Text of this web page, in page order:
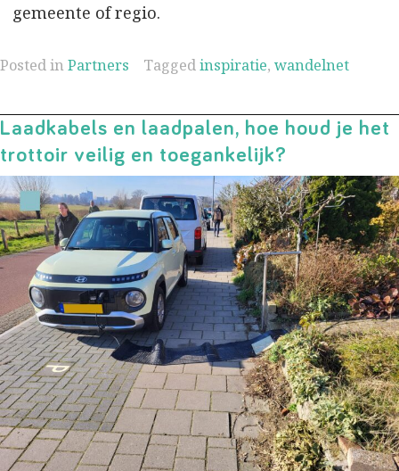
gemeente of regio.
Posted in Partners Taggedinspiratie,wandelnet
Laadkabels en laadpalen, hoe houd je het
trottoir veilig en toegankelijk?